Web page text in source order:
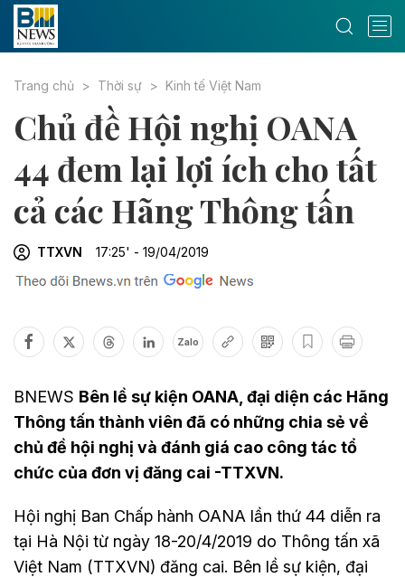
Trang chủ Thời sự Kinh tế Việt Nam
Chủ đề Hội nghị OANA
44 đem lại lợi ích cho tất
cả các Hãng Thông tấn
TTXVN 17:25' - 19/04/2019
Zalo
BNEWS Bên lề sự kiện OANA, đại diện các Hãng
Thông tấn thành viên đã có những chia sẻ về
chủ đề hội nghị và đánh giá cao công tác tổ
chức của đơn vị đăng cai -TTXVN.
Hội nghị Ban Chấp hành OANA lần thứ 44 diễn ra
tại Hà Nội từ ngày 18-20/4/2019 do Thông tấn xã
Việt Nam (TTXVN) đăng cai. Bên lề sự kiện, đại